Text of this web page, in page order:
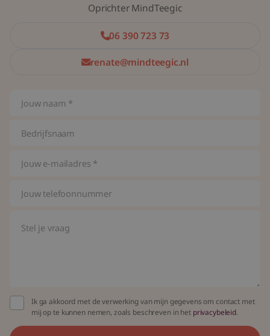
Oprichter MindTeegic
06 390 723 73
renate@mindteegic.nl
Ik ga akkoord met de verwerking van mijn gegevens om contact met
mij op te kunnen nemen, zoals beschreven in het privacybeleid.